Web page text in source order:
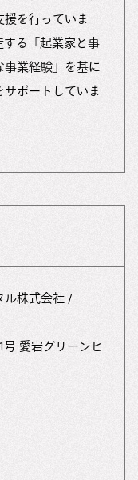
を行っていま
る「起業家と事
業経験」を基に
ポートしていま
ル株式会社 /
愛宕グリーンヒ